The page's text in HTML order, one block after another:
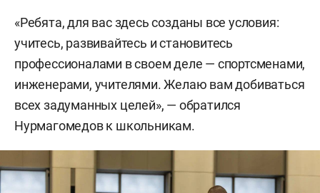
«Ребята, для вас здесь созданы все условия:
учитесь, развивайтесь и становитесь
профессионалами в своем деле — спортсменами,
инженерами, учителями. Желаю вам добиваться
всех задуманных целей», — обратился
Нурмагомедов к школьникам.